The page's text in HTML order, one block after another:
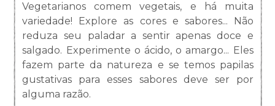
Vegetarianos comem vegetais, e há muita
variedade! Explore as cores e sabores... Não
reduza seu paladar a sentir apenas doce e
salgado. Experimente o ácido, o amargo... Eles
fazem parte da natureza e se temos papilas
gustativas para esses sabores deve ser por
alguma razão.